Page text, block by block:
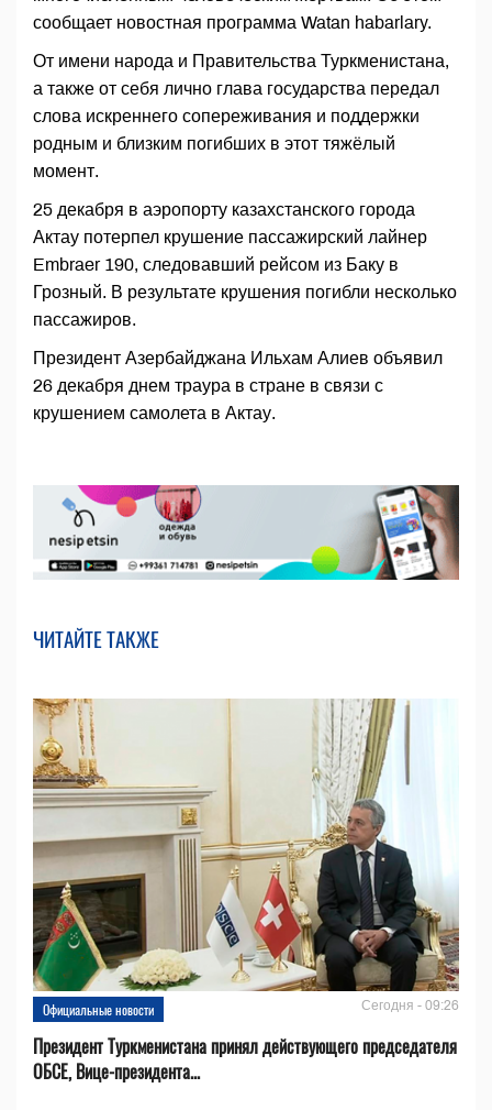
сообщает новостная программа Watan habarlary.
От имени народа и Правительства Туркменистана,
а также от себя лично глава государства передал
слова искреннего сопереживания и поддержки
родным и близким погибших в этот тяжёлый
момент.
25 декабря в аэропорту казахстанского города
Актау потерпел крушение пассажирский лайнер
Embraer 190, следовавший рейсом из Баку в
Грозный. В результате крушения погибли несколько
пассажиров.
Президент Азербайджана Ильхам Алиев объявил
26 декабря днем траура в стране в связи с
крушением самолета в Актау.
ЧИТАЙТЕ ТАКЖЕ
Официальные новости Сегодня - 09:26
Президент Туркменистана принял действующего председателя
ОБСЕ, Вице-президента...